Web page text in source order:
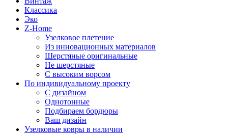
Классика
Эко
Z-Home
Узелковое плетение
Из инновационных материалов
Шерстяные оригинальные
Не шерстяные
С высоким ворсом
По индивидуальному проекту
С дизайном
Однотонные
Подбираем бордюры
Ваш дизайн
Узелковые ковры в наличии